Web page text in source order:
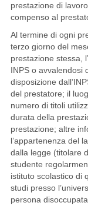
prestazione di
compenso al
Al termine di ogni
terzo giorno del
prestazione stessa,
INPS o avvalendosi
disposizione
del prestatore; il
numero di titoli
durata della
prestazione; altre
l’appartenenza del
dalla legge (titolare
studente
istituto scolastico di
studi presso
persona